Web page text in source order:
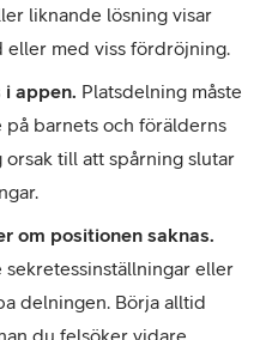
liknande lösning visar
eller med viss fördröjning.
appen. Platsdelning måste
på barnets och förälderns
till att spårning slutar
om positionen saknas.
eller
delningen. Börja alltid
du felsöker vidare.